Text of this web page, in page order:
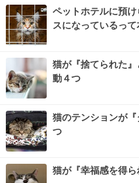
ペットホテルに預
スになっているって
猫が『捨てられた
動４つ
猫のテンションが
つ
猫が『幸福感を得